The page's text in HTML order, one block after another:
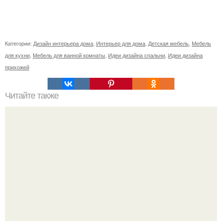
Категории: Дизайн интерьера дома Интерьер для дома Детская мебель Мебель
для кухни Мебель для ванной комнаты Идеи дизайна спальни Идеи дизайна
прихожей
Читайте также